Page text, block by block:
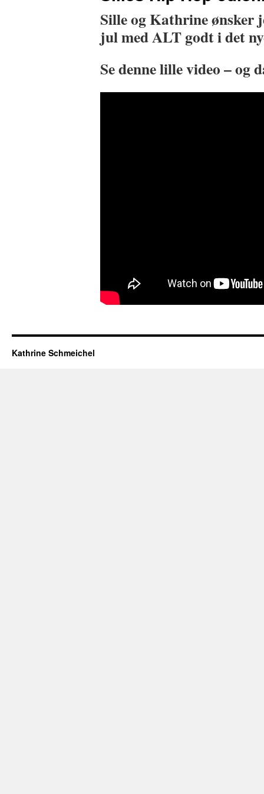
Sille og Kathrine ønsker
jul med ALT godt i det
Se denne lille video – og
Kathrine Schmeichel